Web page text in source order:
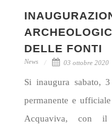
DELLE FONTI
News 03 ottobre 2020
Si inaugura sabato,
permanente e
Acquaviva, con il